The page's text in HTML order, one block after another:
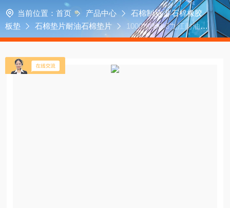
当前位置： 首页 产品中心
石棉制品 非石棉橡胶
板垫
石棉垫片耐油石棉垫片
1000*4000*3九江耐油石
棉板报价优惠